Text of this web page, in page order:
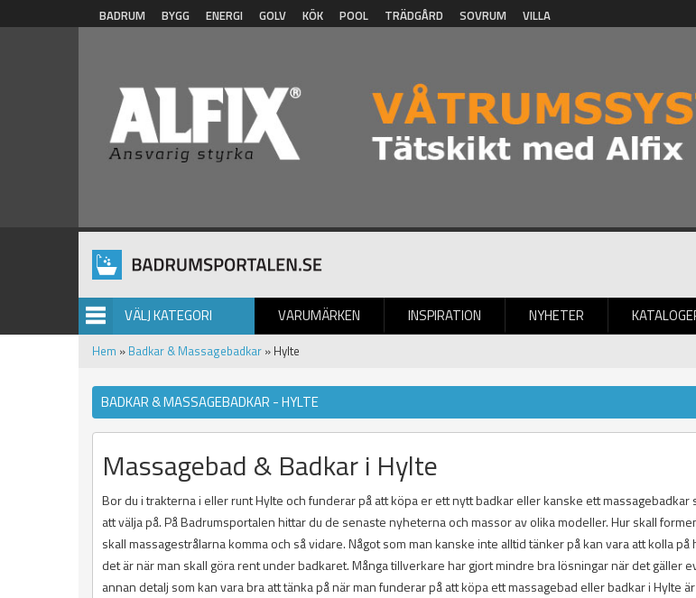
Hoppa till huvudinnehåll
BADRUM BYGG ENERGI GOLV KÖK POOL TRÄDGÅRD SOVRUM VILLA
VÄLJ KATEGORI VARUMÄRKEN INSPIRATION NYHETER
BILDGALLERI
Hem » Badkar & Massagebadkar » Hylte
BADKAR & MASSAGEBADKAR - HYLTE
Massagebad & Badkar i Hylte
Bor du i trakterna i eller runt Hylte och funderar på att köpa er ett nytt badkar eller kanske ett massagebadkar
att välja på. På Badrumsportalen hittar du de senaste nyheterna och massor av olika modeller. Hur skall
skall massagestrålarna komma och så vidare. Något som man kanske inte alltid tänker på kan vara att kolla
det är när man skall göra rent under badkaret. Många tillverkare har gjort mindre bra lösningar när det gäller
annan detalj som kan vara bra att tänka på när man funderar på att köpa ett massagebad eller badkar i Hylte